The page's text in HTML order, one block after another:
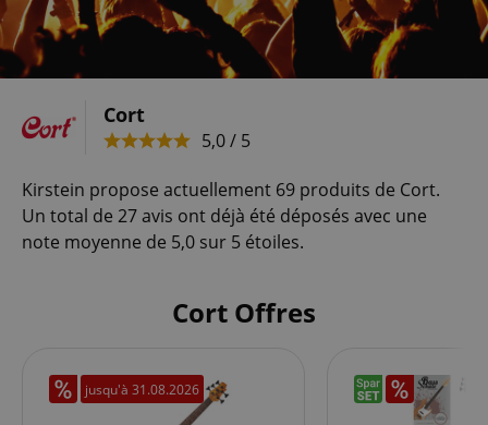
Cort
5,0 / 5
Kirstein propose actuellement 69 produits de Cort.
Un total de 27 avis ont déjà été déposés avec une
note moyenne de 5,0 sur 5 étoiles.
Cort Offres
jusqu'à 31.08.2026